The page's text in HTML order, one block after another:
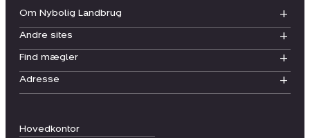
Hovedkontor
Om Nybolig Landbrug
Andre sites
Find mægler
Adresse